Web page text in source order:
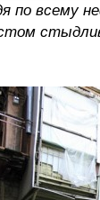
по всему